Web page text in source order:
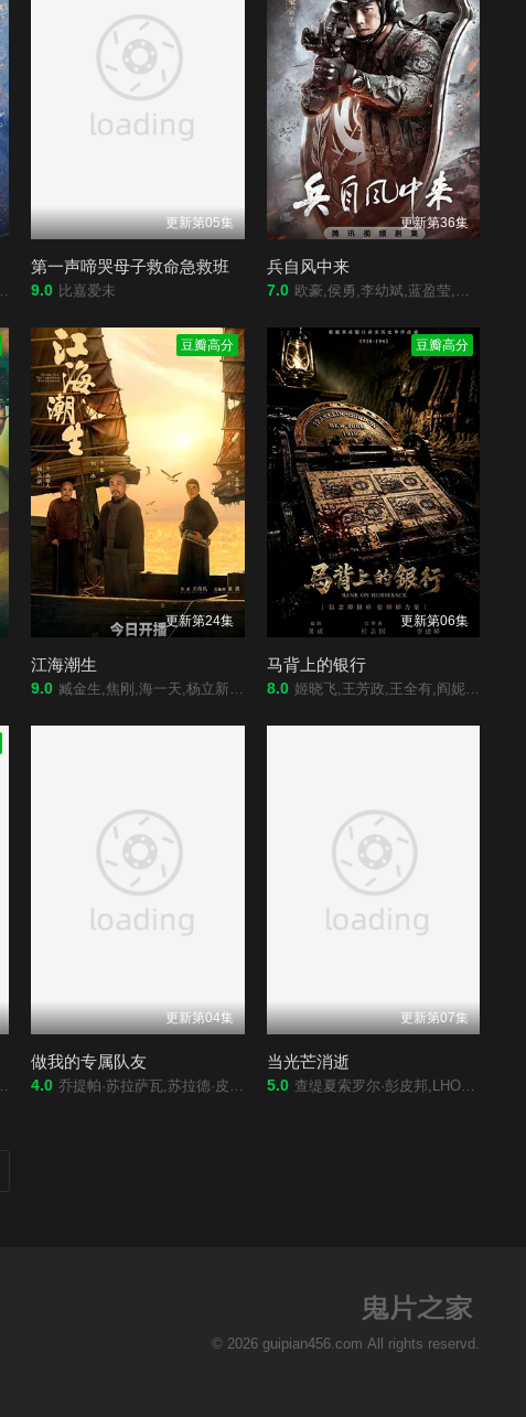
更新第05集
第一声啼哭母子救命急救班
9.0 比嘉爱未
更新第36集
兵自风中来
7.0 欧豪,侯勇,李幼斌,蓝盈莹,周德华,丁勇岱,徐洪浩,刘奕君,关亚军,史兰芽,赵荀,夏侯镔,费鲤齐,张进,王春宇,杨舒,阮巨,陈启杰,赵长洲,陈方舟,谢心,傅程鹏,于景骁,吴岳阳
豆瓣高分
更新第24集
江海潮生
9.0 臧金生,焦刚,海一天,杨立新,辛鹏,黑子,郝平,刘佳,陈乔恩,刘向京,沈保平,秦天宇,何中华,焉栩嘉,董勇,仁龙,何冰,丁柳元,周征波,谭洋,王鸥,毕彦君,张喜前,徐僧,刘蕾,王建新,张风,李佳宁,侯析焱
豆瓣高分
更新第06集
马背上的银行
8.0 姬晓飞,王芳政,王全有,阎妮,郭烁杰,杜志国,郑卫莉,周舟 Zhou Zhou
更新第04集
做我的专属队友
4.0 乔提帕·苏拉萨瓦,苏拉德·皮凌瓦,查卢彭·提坤朋提拉翁,拉差塔·皮澈肖特,瓦拉提普·基迪派山,纳缇萨勘·差洛特,贲·奔伽铭·格伦威尔,Jay·Sorathon·Chaloemlapsombut
更新第07集
当光芒消逝
5.0 查缇夏索罗尔·彭皮邦,LHONGCHANG,ATIP,KORSINKA
© 2026 guipian456.com All rights reservd.